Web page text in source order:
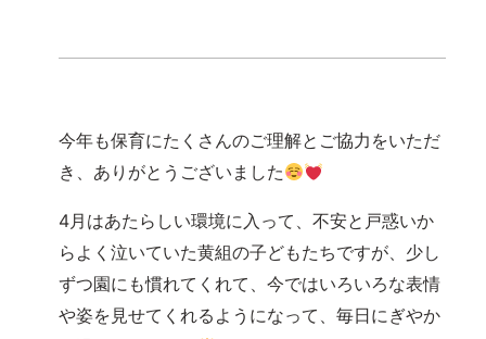
今年も保育にたくさんのご理解とご協力をいただ
き、ありがとうございました
4月はあたらしい環境に入って、不安と戸惑いか
らよく泣いていた黄組の子どもたちですが、少し
ずつ園にも慣れてくれて、今ではいろいろな表情
や姿を見せてくれるようになって、毎日にぎやか